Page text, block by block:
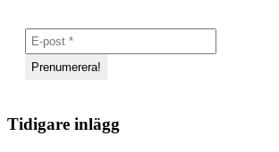
Tidigare inlägg